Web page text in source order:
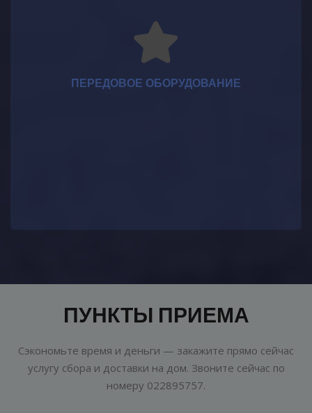
ПЕРЕДОВОЕ ОБОРУДОВАНИЕ
ПУНКТЫ ПРИЕМА
Сэкономьте время и деньги — закажите прямо сейчас
услугу сбора и доставки на дом. Звоните сейчас по
номеру 022895757.